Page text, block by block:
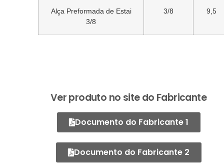
Alça Preformada de Estai
3/8
3/8 9,5
Ver produto no site do Fabricante
Documento do Fabricante 1
Documento do Fabricante 2